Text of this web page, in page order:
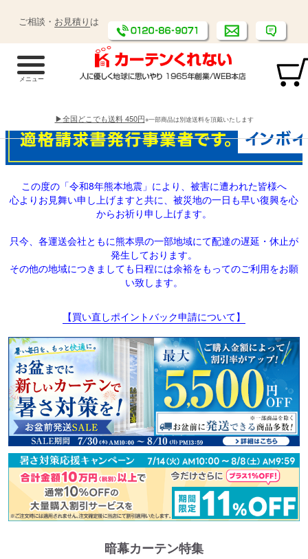
ご相談・ お見積り は
▶全国どこでも送料 450円※一部商品は別途送料を頂戴いたします
この度の「令和8年熊本地震」により、被害に遭われた皆様へ
心よりお見舞い申し上げますと共に、被災地の一日も早い復興を心
からお祈り申し上げます。
只今、各運送会社ともに熊本県の一部地域にて配達の遅延・休止が
発生しております。
その他の地域につきましても日程には余裕をもってのご利用をお願
い致します。
【買い直しポイントバック申請について】
暗幕カーテン特集